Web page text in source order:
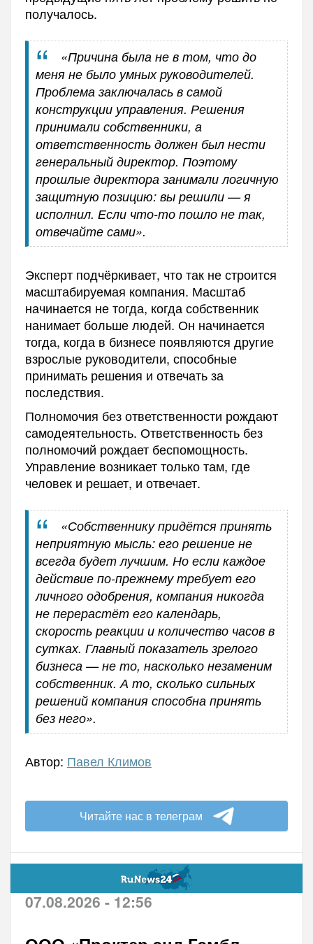
получалось.
«Причина была не в том, что до
меня не было умных руководителей.
Проблема заключалась в самой
конструкции управления. Решения
принимали собственники, а
ответственность должен был нести
генеральный директор. Поэтому
прошлые директора занимали логичную
защитную позицию: вы решили — я
исполнил. Если что-то пошло не так,
отвечайте сами».
Эксперт подчёркивает, что так не строится
масштабируемая компания. Масштаб
начинается не тогда, когда собственник
нанимает больше людей. Он начинается
тогда, когда в бизнесе появляются другие
взрослые руководители, способные
принимать решения и отвечать за
последствия.
Полномочия без ответственности рождают
самодеятельность. Ответственность без
полномочий рождает беспомощность.
Управление возникает только там, где
человек и решает, и отвечает.
«Собственнику придётся принять
неприятную мысль: его решение не
всегда будет лучшим. Но если каждое
действие по-прежнему требует его
личного одобрения, компания никогда
не перерастёт его календарь,
скорость реакции и количество часов в
сутках. Главный показатель зрелого
бизнеса — не то, насколько незаменим
собственник. А то, сколько сильных
решений компания способна принять
без него».
Автор: Павел Климов
Читайте нас в телеграм
07.08.2026 - 12:56